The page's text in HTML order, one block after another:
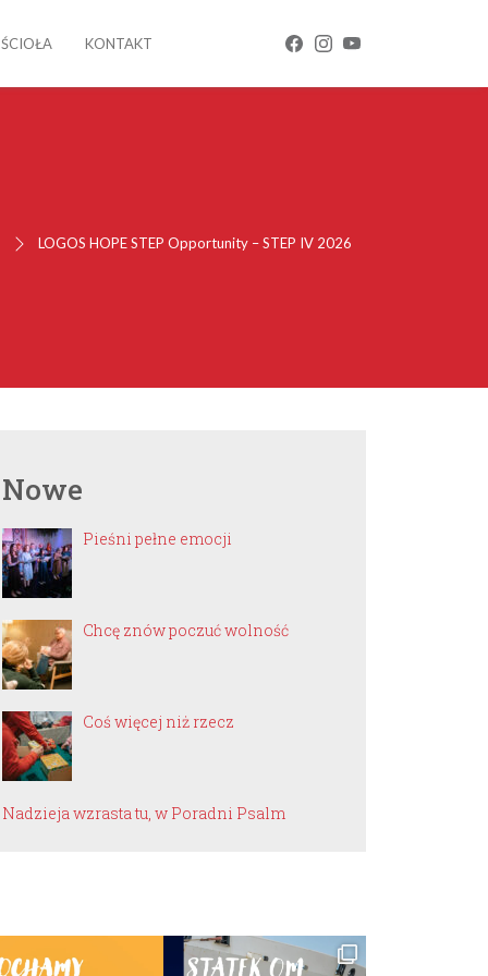
KONTAKT
LOGOS HOPE STEP Opportunity – STEP IV 2026
Nowe
Pieśni pełne emocji
Chcę znów poczuć wolność
Coś więcej niż rzecz
Nadzieja wzrasta tu, w Poradni Psalm